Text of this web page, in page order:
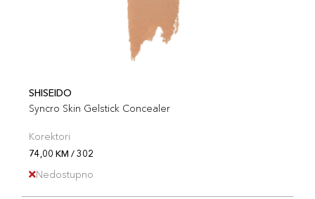
SHISEIDO
Syncro Skin Gelstick Concealer
Korektori
74,00 KM / 302
Nedostupno